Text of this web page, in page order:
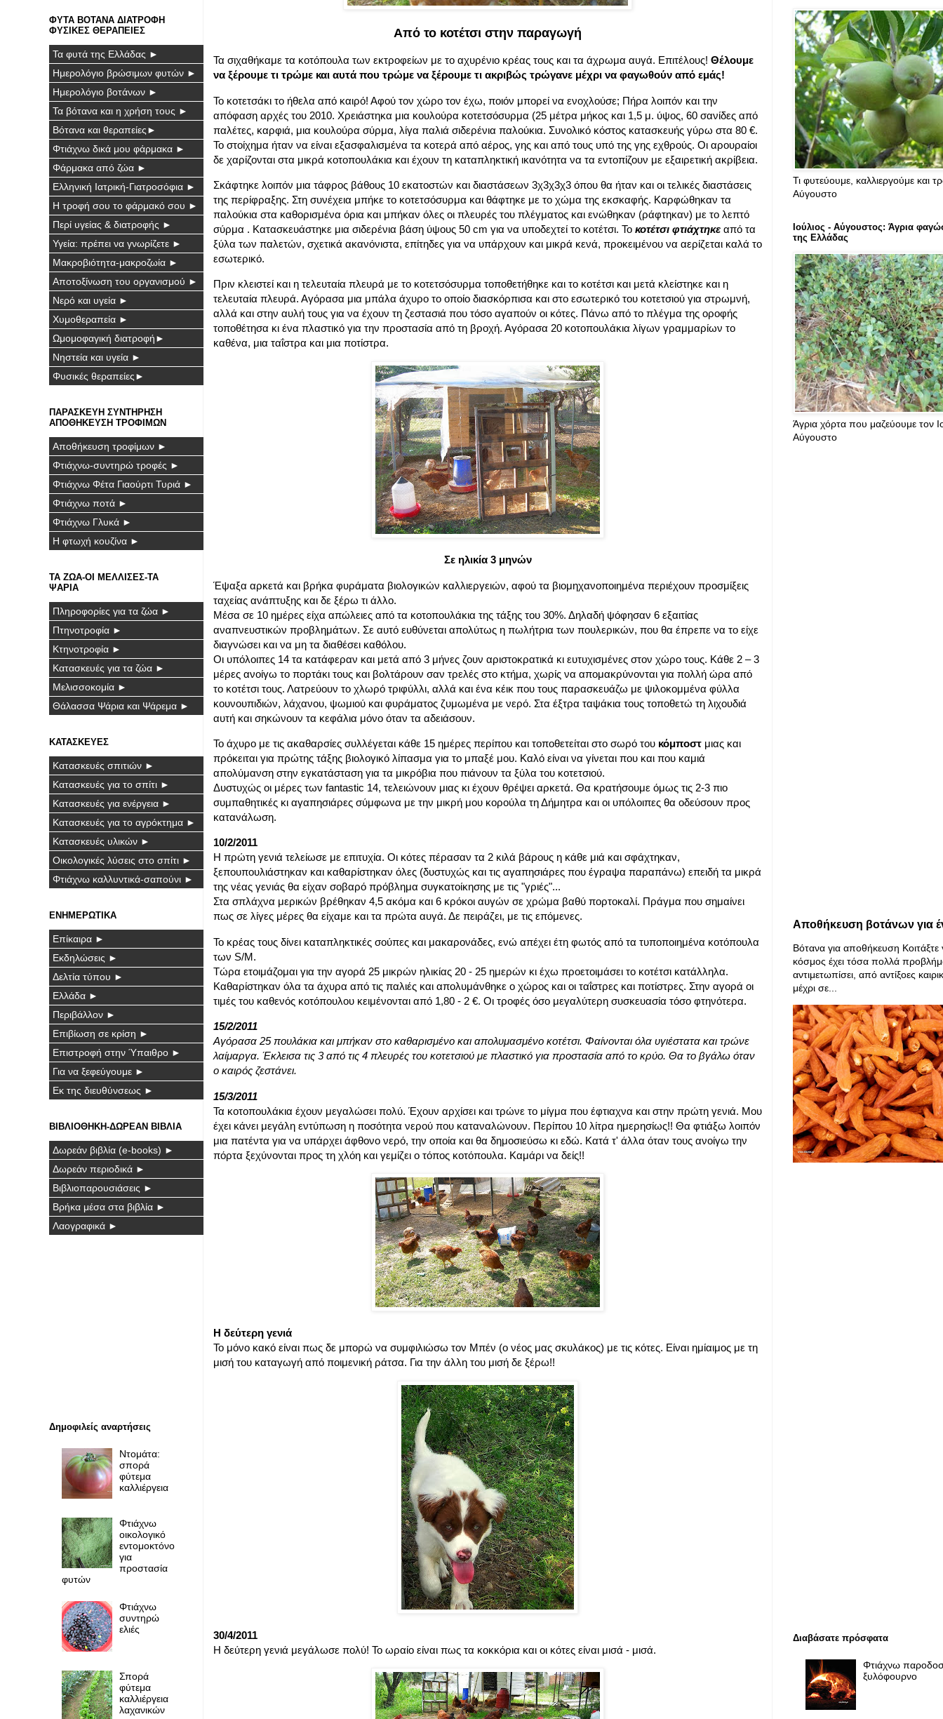
Από το κοτέτσι στην παραγωγή
Τα σιχαθήκαμε τα κοτόπουλα των εκτροφείων με το αχυρένιo κρέας τους και τα άχρωμα αυγά. Επιτέλους! Θέλουμε
να ξέρουμε τι τρώμε και αυτά που τρώμε να ξέρουμε τι ακριβώς τρώγανε μέχρι να φαγωθούν από εμάς!
Το κοτετσάκι το ήθελα από καιρό! Αφού τον χώρο τον έχω, ποιόν μπορεί να ενοχλούσε; Πήρα λοιπόν και την
απόφαση αρχές του 2010. Χρειάστηκα μια κουλούρα κοτετσόσυρμα (25 μέτρα μήκος και 1,5 μ. ύψος, 60 σανίδες από
παλέτες, καρφιά, μια κουλούρα σύρμα, λίγα παλιά σιδερένια παλούκια. Συνολικό κόστος κατασκευής γύρω στα 80 €.
Το στοίχημα ήταν να είναι εξασφαλισμένα τα κοτερά από αέρος, γης και από τους υπό της γης εχθρούς. Οι αρουραίοι
δε χαρίζονται στα μικρά κοτοπουλάκια και έχουν τη καταπληκτική ικανότητα να τα εντοπίζουν με εξαιρετική ακρίβεια.
Σκάφτηκε λοιπόν μια τάφρος βάθους 10 εκατοστών και διαστάσεων 3χ3χ3χ3 όπου θα ήταν και οι τελικές διαστάσεις
της περίφραξης. Στη συνέχεια μπήκε το κοτετσόσυρμα και θάφτηκε με το χώμα της εκσκαφής. Καρφώθηκαν τα
παλούκια στα καθορισμένα όρια και μπήκαν όλες οι πλευρές του πλέγματος και ενώθηκαν (ράφτηκαν) με το λεπτό
σύρμα . Κατασκευάστηκε μια σιδερένια βάση ύψους 50 cm για να υποδεχτεί το κοτέτσι. Το κοτέτσι φτιάχτηκε από τα
ξύλα των παλετών, σχετικά ακανόνιστα, επίτηδες για να υπάρχουν και μικρά κενά, προκειμένου να αερίζεται καλά το
εσωτερικό.
Πριν κλειστεί και η τελευταία πλευρά με το κοτετσόσυρμα τοποθετήθηκε και το κοτέτσι και μετά κλείστηκε και η
τελευταία πλευρά. Αγόρασα μια μπάλα άχυρο το οποίο διασκόρπισα και στο εσωτερικό του κοτετσιού για στρωμνή,
αλλά και στην αυλή τους για να έχουν τη ζεστασιά που τόσο αγαπούν οι κότες. Πάνω από το πλέγμα της οροφής
τοποθέτησα κι ένα πλαστικό για την προστασία από τη βροχή. Αγόρασα 20 κοτοπουλάκια λίγων γραμμαρίων το
καθένα, μια ταΐστρα και μια ποτίστρα.
Σε ηλικία 3 μηνών
Έψαξα αρκετά και βρήκα φυράματα βιολογικών καλλιεργειών, αφού τα βιομηχανοποιημένα περιέχουν προσμίξεις
ταχείας ανάπτυξης και δε ξέρω τι άλλο.
Μέσα σε 10 ημέρες είχα απώλειες από τα κοτοπουλάκια της τάξης του 30%. Δηλαδή ψόφησαν 6 εξαιτίας
αναπνευστικών προβλημάτων. Σε αυτό ευθύνεται απολύτως η πωλήτρια των πουλερικών, που θα έπρεπε να το είχε
διαγνώσει και να μη τα διαθέσει καθόλου.
Οι υπόλοιπες 14 τα κατάφεραν και μετά από 3 μήνες ζουν αριστοκρατικά κι ευτυχισμένες στον χώρο τους. Κάθε 2 – 3
μέρες ανοίγω το πορτάκι τους και βολτάρουν σαν τρελές στο κτήμα, χωρίς να απομακρύνονται για πολλή ώρα από
το κοτέτσι τους. Λατρεύουν το χλωρό τριφύλλι, αλλά και ένα κέικ που τους παρασκευάζω με ψιλοκομμένα φύλλα
κουνουπιδιών, λάχανου, ψωμιού και φυράματος ζυμωμένα με νερό. Στα έξτρα ταψάκια τους τοποθετώ τη λιχουδιά
αυτή και σηκώνουν τα κεφάλια μόνο όταν τα αδειάσουν.
Το άχυρο με τις ακαθαρσίες συλλέγεται κάθε 15 ημέρες περίπου και τοποθετείται στο σωρό του κόμποστ μιας και
πρόκειται για πρώτης τάξης βιολογικό λίπασμα για το μπαξέ μου. Καλό είναι να γίνεται που και που καμιά
απολύμανση στην εγκατάσταση για τα μικρόβια που πιάνουν τα ξύλα του κοτετσιού.
Δυστυχώς οι μέρες των fantastic 14, τελειώνουν μιας κι έχουν θρέψει αρκετά. Θα κρατήσουμε όμως τις 2-3 πιο
συμπαθητικές κι αγαπησιάρες σύμφωνα με την μικρή μου κορούλα τη Δήμητρα και οι υπόλοιπες θα οδεύσουν προς
κατανάλωση.
10/2/2011
Η πρώτη γενιά τελείωσε με επιτυχία. Οι κότες πέρασαν τα 2 κιλά βάρους η κάθε μιά και σφάχτηκαν,
ξεπουπουλιάστηκαν και καθαρίστηκαν όλες (δυστυχώς και τις αγαπησιάρες που έγραψα παραπάνω) επειδή τα μικρά
της νέας γενιάς θα είχαν σοβαρό πρόβλημα συγκατοίκησης με τις "γριές"...
Στα σπλάχνα μερικών βρέθηκαν 4,5 ακόμα και 6 κρόκοι αυγών σε χρώμα βαθύ πορτοκαλί. Πράγμα που σημαίνει
πως σε λίγες μέρες θα είχαμε και τα πρώτα αυγά. Δε πειράζει, με τις επόμενες.
Το κρέας τους δίνει καταπληκτικές σούπες και μακαρονάδες, ενώ απέχει έτη φωτός από τα τυποποιημένα κοτόπουλα
των S/M.
Τώρα ετοιμάζομαι για την αγορά 25 μικρών ηλικίας 20 - 25 ημερών κι έχω προετοιμάσει το κοτέτσι κατάλληλα.
Καθαρίστηκαν όλα τα άχυρα από τις παλιές και απολυμάνθηκε ο χώρος και οι ταΐστρες και ποτίστρες. Στην αγορά οι
τιμές του καθενός κοτόπουλου κειμένονται από 1,80 - 2 €. Οι τροφές όσο μεγαλύτερη συσκευασία τόσο φτηνότερα.
15/2/2011
Αγόρασα 25 πουλάκια και μπήκαν στο καθαρισμένο και απολυμασμένο κοτέτσι. Φαίνονται όλα υγιέστατα και τρώνε
λαίμαργα. Έκλεισα τις 3 από τις 4 πλευρές του κοτετσιού με πλαστικό για προστασία από το κρύο. Θα το βγάλω όταν
ο καιρός ζεστάνει.
15/3/2011
Τα κοτοπουλάκια έχουν μεγαλώσει πολύ. Έχουν αρχίσει και τρώνε το μίγμα που έφτιαχνα και στην πρώτη γενιά. Μου
έχει κάνει μεγάλη εντύπωση η ποσότητα νερού που καταναλώνουν. Περίπου 10 λίτρα ημερησίως!! Θα φτιάξω λοιπόν
μια πατέντα για να υπάρχει άφθονο νερό, την οποία και θα δημοσιεύσω κι εδώ. Κατά τ' άλλα όταν τους ανοίγω την
πόρτα ξεχύνονται προς τη χλόη και γεμίζει ο τόπος κοτόπουλα. Καμάρι να δείς!!
Η δεύτερη γενιά
Το μόνο κακό είναι πως δε μπορώ να συμφιλιώσω τον Μπέν (ο νέος μας σκυλάκος) με τις κότες. Είναι ημίαιμος με τη
μισή του καταγωγή από ποιμενική ράτσα. Για την άλλη του μισή δε ξέρω!!
30/4/2011
Η δεύτερη γενιά μεγάλωσε πολύ! Το ωραίο είναι πως τα κοκκόρια και οι κότες είναι μισά - μισά.
ΦΥΤΑ ΒΟΤΑΝΑ ΔΙΑΤΡΟΦΗ
ΦΥΣΙΚΕΣ ΘΕΡΑΠΕΙΕΣ
Τα φυτά της Ελλάδας ►
Ημερολόγιο βρώσιμων φυτών ►
Ημερολόγιο βοτάνων ►
Τα βότανα και η χρήση τους ►
Βότανα και θεραπείες►
Φτιάχνω δικά μου φάρμακα ►
Φάρμακα από ζώα ►
Ελληνική Ιατρική-Γιατροσόφια ►
Η τροφή σου το φάρμακό σου ►
Περί υγείας & διατροφής ►
Υγεία: πρέπει να γνωρίζετε ►
Μακροβιότητα-μακροζωία ►
Αποτοξίνωση του οργανισμού ►
Νερό και υγεία ►
Χυμοθεραπεία ►
Ωμομοφαγική διατροφή►
Νηστεία και υγεία ►
Φυσικές θεραπείες►
ΠΑΡΑΣΚΕΥΗ ΣΥΝΤΗΡΗΣΗ
ΑΠΟΘΗΚΕΥΣΗ ΤΡΟΦΙΜΩΝ
Αποθήκευση τροφίμων ►
Φτιάχνω-συντηρώ τροφές ►
Φτιάχνω Φέτα Γιαούρτι Τυριά ►
Φτιάχνω ποτά ►
Φτιάχνω Γλυκά ►
Η φτωχή κουζίνα ►
ΤΑ ΖΩΑ-ΟΙ ΜΕΛΛΙΣΕΣ-ΤΑ
ΨΑΡΙΑ
Πληροφορίες για τα ζώα ►
Πτηνοτροφία ►
Κτηνοτροφία ►
Κατασκευές για τα ζώα ►
Μελισσοκομία ►
Θάλασσα Ψάρια και Ψάρεμα ►
ΚΑΤΑΣΚΕΥΕΣ
Κατασκευές σπιτιών ►
Κατασκευές για το σπίτι ►
Κατασκευές για ενέργεια ►
Κατασκευές για το αγρόκτημα ►
Κατασκευές υλικών ►
Οικολογικές λύσεις στο σπίτι ►
Φτιάχνω καλλυντικά-σαπούνι ►
ΕΝΗΜΕΡΩΤΙΚΑ
Επίκαιρα ►
Εκδηλώσεις ►
Δελτία τύπου ►
Ελλάδα ►
Περιβάλλον ►
Επιβίωση σε κρίση ►
Επιστροφή στην Ύπαιθρο ►
Για να ξεφεύγουμε ►
Εκ της διευθύνσεως ►
ΒΙΒΛΙΟΘΗΚΗ-ΔΩΡΕΑΝ ΒΙΒΛΙΑ
Δωρεάν βιβλία (e-books) ►
Δωρεάν περιοδικά ►
Βιβλιοπαρουσιάσεις ►
Βρήκα μέσα στα βιβλία ►
Λαογραφικά ►
Δημοφιλείς αναρτήσεις
Ντομάτα:
σπορά
φύτεμα
καλλιέργεια
Φτιάχνω
οικολογικό
εντομοκτόνο
για
προστασία
φυτών
Φτιάχνω
συντηρώ
ελιές
Σπορά
φύτεμα
καλλιέργεια
λαχανικών
Τι φυτεύουμε, καλλιεργούμε και
Αύγουστο
Ιούλιος - Αύγουστος: Άγρια
της Ελλάδας
Άγρια χόρτα που μαζεύουμε τον
Αύγουστο
Αποθήκευση βοτάνων για
Βότανα για αποθήκευση
κόσμος έχει τόσα πολλά
αντιμετωπίσει, από αντίξοες
μέχρι σε...
Διαβάσατε πρόσφατα
Φτιάχνω
ξυλόφουρνο